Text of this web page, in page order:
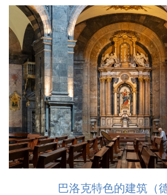
巴洛克特色的建筑（